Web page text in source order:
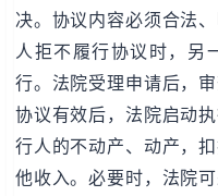
决。协议内容必须合法
人拒不履行协议时，另
行。法院受理申请后，
协议有效后，法院启动
行人的不动产、动产，
他收入。必要时，法院